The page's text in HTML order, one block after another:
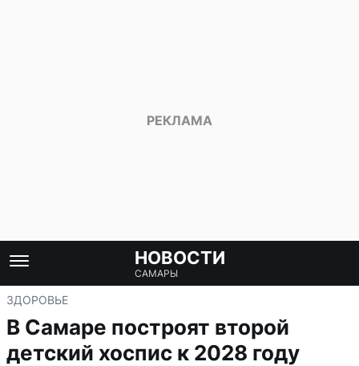
НОВОСТИ
САМАРЫ
ЗДОРОВЬЕ
В Самаре построят второй
детский хоспис к 2028 году